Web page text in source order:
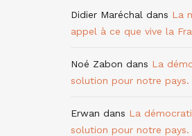
Didier Maréchal dans La
appel à ce que vive la
Noé Zabon dans La
solution pour notre pays.
Erwan dans La
solution pour notre pays.